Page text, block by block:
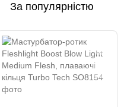
За популярністю